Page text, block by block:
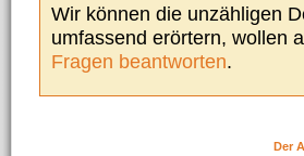
Wir können die unzähligen
umfassend erörtern, wollen
Fragen beantworten.
Der